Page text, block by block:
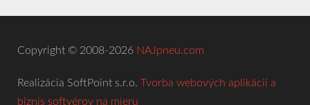
Copyright © 2008-2026 NAJpneu.com
Realizácia SoftPoint s.r.o. Tvorba webových aplikácií a
biznis softvérov na mieru